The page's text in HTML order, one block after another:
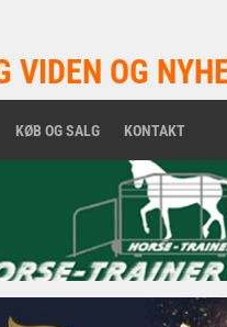
VIDEN OG
KØB OG SALG KONTAKT